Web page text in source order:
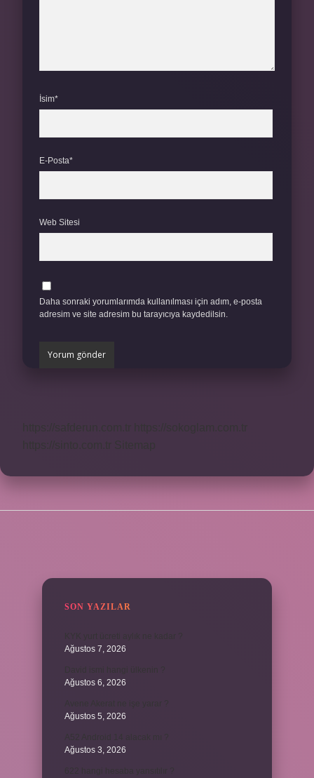
İsim*
E-Posta*
Web Sitesi
Daha sonraki yorumlarımda kullanılması için adım, e-posta
adresim ve site adresim bu tarayıcıya kaydedilsin.
SON YAZILAR
Ağustos 7, 2026
Ağustos 6, 2026
Ağustos 5, 2026
Ağustos 3, 2026